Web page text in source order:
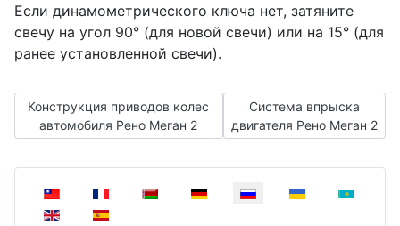
Если динамометрического ключа нет, затяните
свечу на угол 90° (для новой свечи) или на 15° (для
ранее установленной свечи).
Предыдущий: Конструкция приводов колес автомобиля
Конструкция приводов колес
автомобиля Рено Меган 2
Следующий: Система
Система впрыска
двигателя Рено Меган 2
Выберите язык